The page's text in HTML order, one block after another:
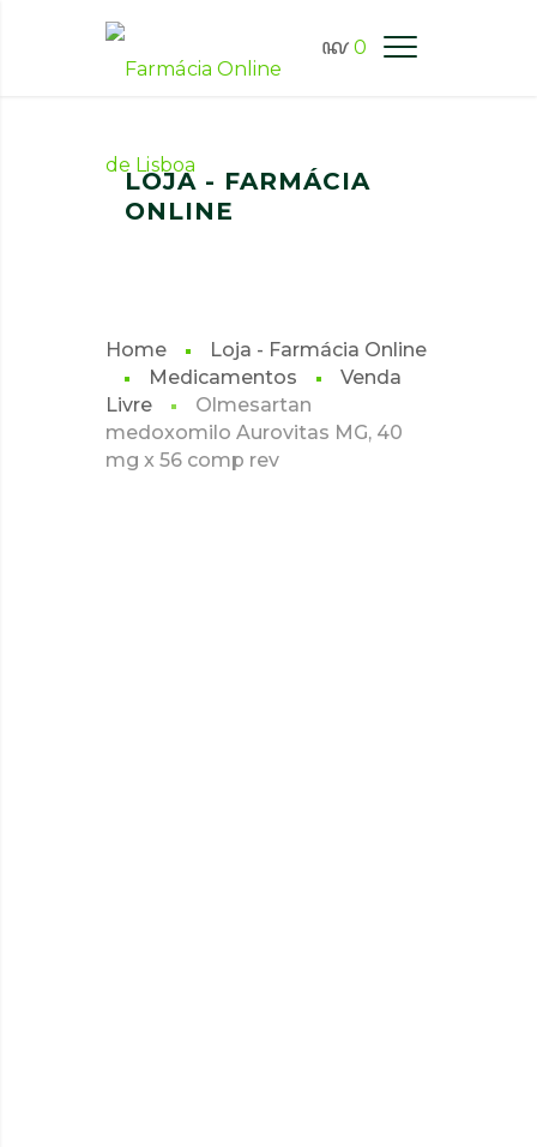
0
FARMÁCIA ONLINE LISBOA
LOJA - FARMÁCIA
ONLINE
Home
Loja - Farmácia Online
Medicamentos
Venda
Livre
Olmesartan
medoxomilo Aurovitas MG, 40
mg x 56 comp rev